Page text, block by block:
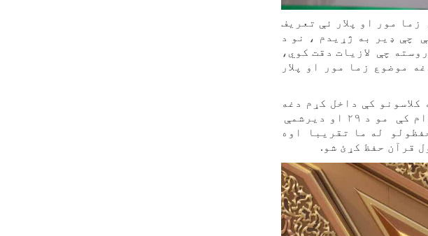
مور او پلار ئې تعریف
چې ډير به ژړیدم ، نو د
چې لازیات دقت کوي،
موضوع زما مور او پلار
کې داخل کړم دغه
کلاسونه تردوو کلونو پورې روان ووڅو په سمه د قرآن ولوستلی شم اوا په دوام کې مو د ۲۹ او دیرشمې
له ما تقریبا اوه